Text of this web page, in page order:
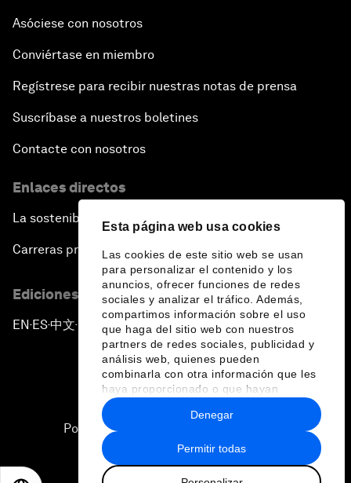
Esta página web usa cookies
Las cookies de este sitio web se usan
para personalizar el contenido y los
anuncios, ofrecer funciones de redes
sociales y analizar el tráfico. Además,
compartimos información sobre el uso
que haga del sitio web con nuestros
partners de redes sociales, publicidad y
análisis web, quienes pueden
combinarla con otra información que les
haya proporcionado o que hayan
recopilado a partir del uso que haya
hecho de sus servicios.
Permitir todas
Denegar
Asóciese con nosotros
Conviértase en miembro
Regístrese para recibir nuestras notas de prensa
Suscríbase a nuestros boletines
Contacte con nosotros
Enlaces directos
La sostenibilidad en el Foro
Carreras profesionales
Ediciones en otros idiomas
EN ▪ES▪中文▪ 日本語
Política de privacidad y normas de uso
Sitemap